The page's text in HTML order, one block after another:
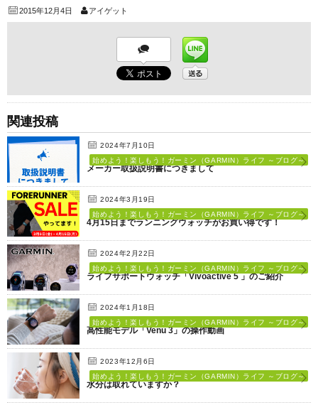
2015年12月4日 アイゲット
関連投稿
2024年7月10日
始めよう！楽しもう！ガーミン（GARMIN）ライフ ～ブログ～
メーカー取扱説明書につきまして
2024年3月19日
始めよう！楽しもう！ガーミン（GARMIN）ライフ ～ブログ～
4月15日までランニングウォッチがお買い得です！
2024年2月22日
始めよう！楽しもう！ガーミン（GARMIN）ライフ ～ブログ～
ライフサポートウォッチ「Vivoactive 5 」のご紹介
2024年1月18日
始めよう！楽しもう！ガーミン（GARMIN）ライフ ～ブログ～
高性能モデル「Venu 3」の操作動画
2023年12月6日
始めよう！楽しもう！ガーミン（GARMIN）ライフ ～ブログ～
水分は取れていますか？